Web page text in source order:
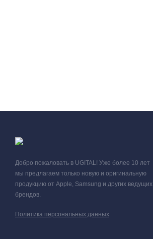
Добро пожаловать в UGITAL! Уже более 10 лет
мы предлагаем только новую и оригинальную
продукцию от Apple, Samsung и других ведущих
брендов.
Политика персональных данных